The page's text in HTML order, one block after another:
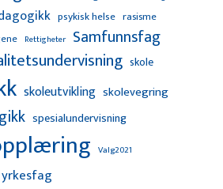
psykisk helse rasisme
Rettigheter Samfunnsfag
skole
skoleutvikling skolevegring
spesialundervisning
Valg2021
yrkesfag